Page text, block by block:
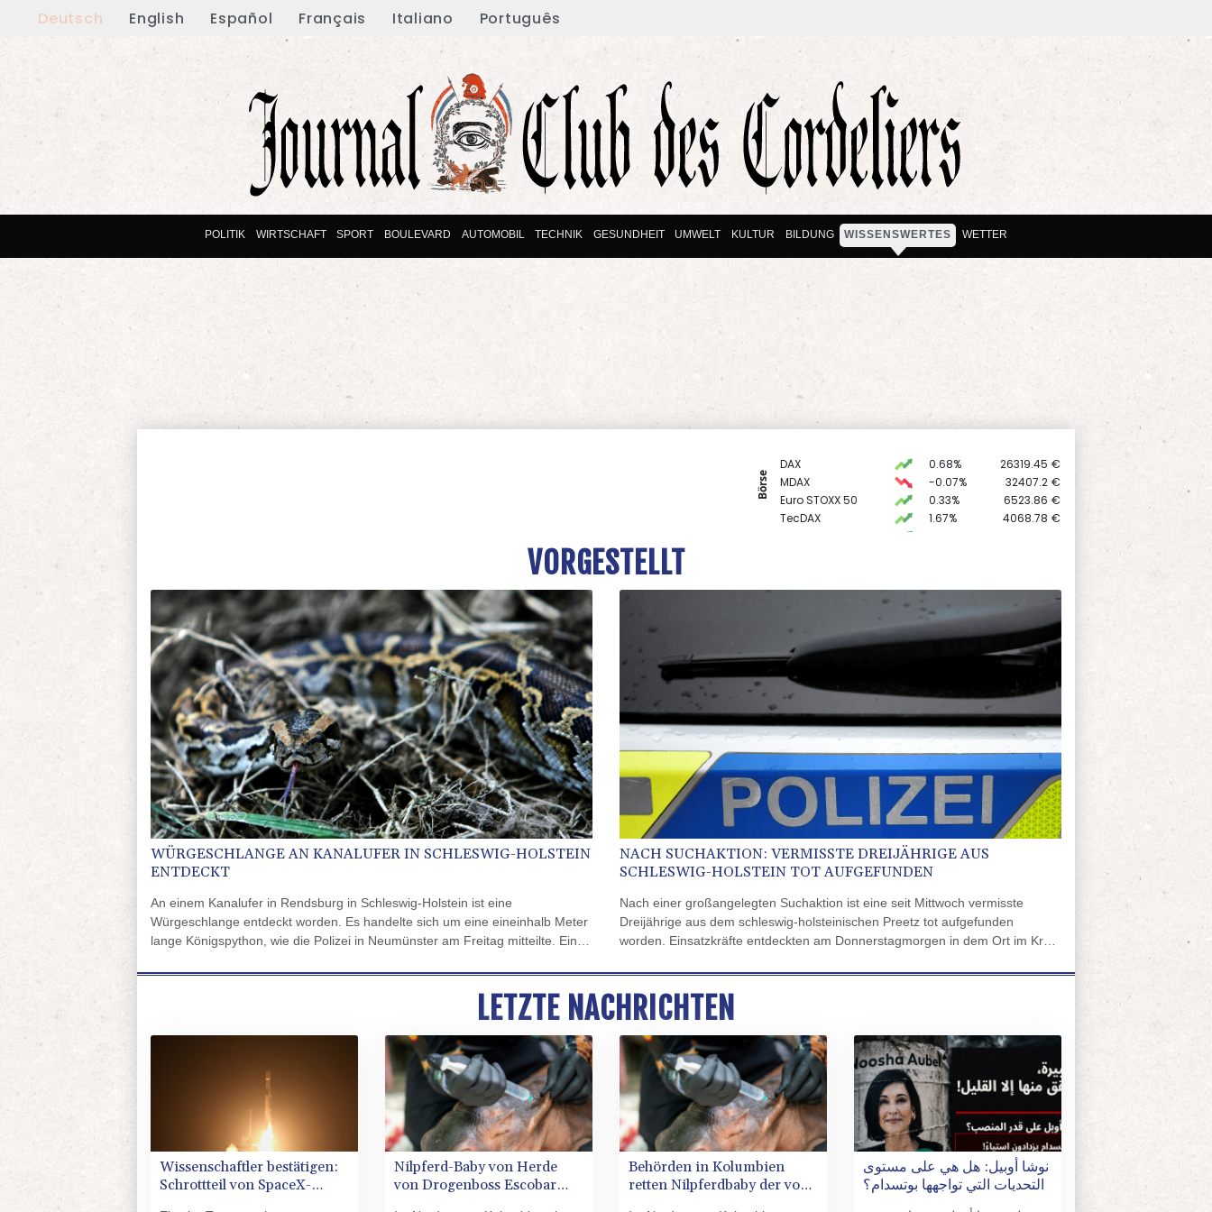
Deutsch English Español Français Italiano Português
POLITIK WIRTSCHAFT SPORT BOULEVARD AUTOMOBIL TECHNIK GESUNDHEIT UMWELT KULTUR BILDUNG WISSENSWERTES WETTER
Börse
DAX 0.68% 26319.45 €
MDAX
-0.07% 32407.2 €
Euro STOXX 50
0.33% 6523.86 €
TecDAX
1.67% 4068.78 €
VORGESTELLT
WÜRGESCHLANGE AN KANALUFER IN SCHLESWIG-HOLSTEIN
ENTDECKT
An einem Kanalufer in Rendsburg in Schleswig-Holstein ist eine
Würgeschlange entdeckt worden. Es handelte sich um eine eineinhalb Meter
lange Königspython, wie die Polizei in Neumünster am Freitag mitteilte. Ein
Schlange aufmerksam gemacht, die ihm nicht heimisch vorkam. Polizisten
fanden das Tier dann tatsächlich am Kanalufer und konnten es einfangen.
NACH SUCHAKTION: VERMISSTE DREIJÄHRIGE AUS
SCHLESWIG-HOLSTEIN TOT AUFGEFUNDEN
Nach einer großangelegten Suchaktion ist eine seit Mittwoch vermisste
Dreijährige aus dem schleswig-holsteinischen Preetz tot aufgefunden
worden. Einsatzkräfte entdeckten am Donnerstagmorgen in dem Ort im Kreis
das gesuchte autistische Mädchen handelt, wie die Polizei in Kiel mitteilte.
LETZTE NACHRICHTEN
Wissenschaftler bestätigen:
Schrottteil von SpaceX-
Nilpferd-Baby von Herde
von Drogenboss Escobar
Behörden in Kolumbien
retten Nilpferdbaby der von
نوشا أوبيل: هل هي على مستوى
التحديات التي تواجهها بوتسدام؟